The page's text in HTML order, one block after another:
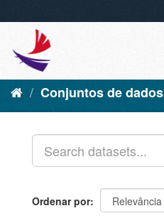
Conjuntos de dados
Ordenar por